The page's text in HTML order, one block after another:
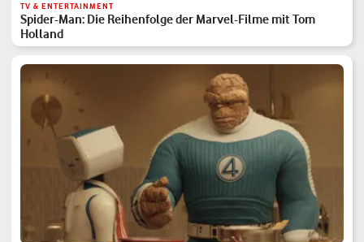
TV & ENTERTAINMENT
Spider-Man: Die Reihenfolge der Marvel-Filme mit Tom
Holland